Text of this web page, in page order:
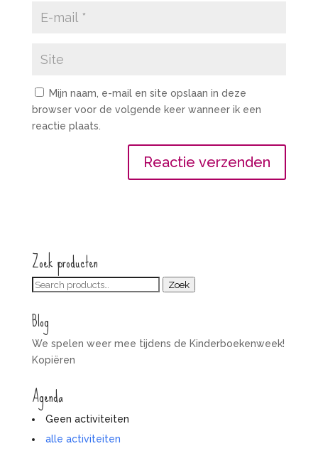
Mijn naam, e-mail en site opslaan in deze
browser voor de volgende keer wanneer ik een
reactie plaats.
Zoek producten
Zoeken
Zoek
Blog
We spelen weer mee tijdens de Kinderboekenweek!
Kopiëren
Agenda
Geen activiteiten
alle activiteiten